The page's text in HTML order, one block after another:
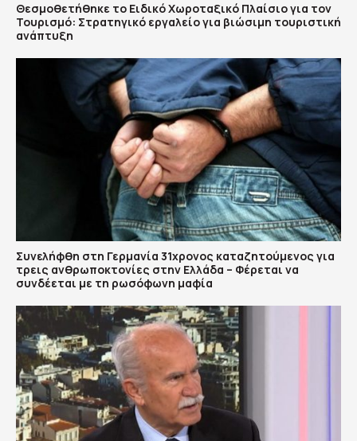
Θεσμοθετήθηκε το Ειδικό Χωροταξικό Πλαίσιο για τον
Τουρισμό: Στρατηγικό εργαλείο για βιώσιμη τουριστική
ανάπτυξη
Συνελήφθη στη Γερμανία 31χρονος καταζητούμενος για
τρεις ανθρωποκτονίες στην Ελλάδα – Φέρεται να
συνδέεται με τη ρωσόφωνη μαφία